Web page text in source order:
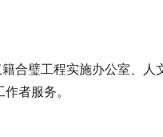
合璧工程实施办公室、人
者服务。